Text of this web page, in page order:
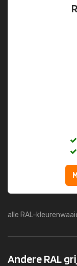
alle RAL-
Andere RAL